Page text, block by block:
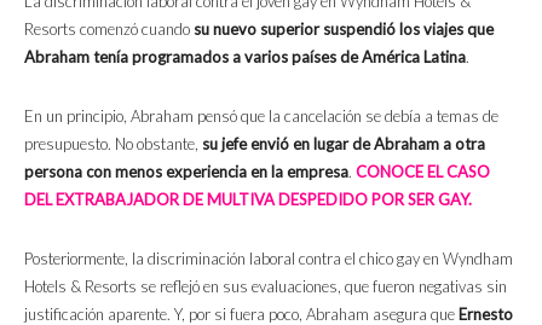
Resorts comenzó cuando su nuevo superior suspendió los viajes que
Abraham tenía programados a varios países de América Latina.
En un principio, Abraham pensó que la cancelación se debía a temas de
presupuesto. No obstante, su jefe envió en lugar de Abraham a otra
persona con menos experiencia en la empresa. CONOCE EL CASO
DEL EXTRABAJADOR DE MULTIVA DESPEDIDO POR SER GAY.
Posteriormente, la discriminación laboral contra el chico gay en Wyndham
Hotels & Resorts se reflejó en sus evaluaciones, que fueron negativas sin
justificación aparente. Y, por si fuera poco, Abraham asegura que Ernesto